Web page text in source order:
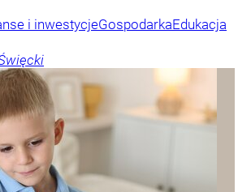
i inwestycjeGospodarkaEdukacja